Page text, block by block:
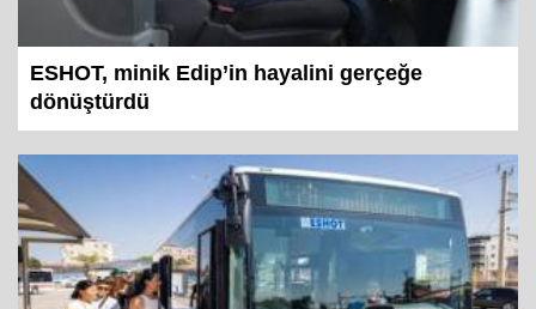
ESHOT, minik Edip’in hayalini gerçeğe
dönüştürdü